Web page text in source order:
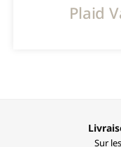
Plaid
Sur